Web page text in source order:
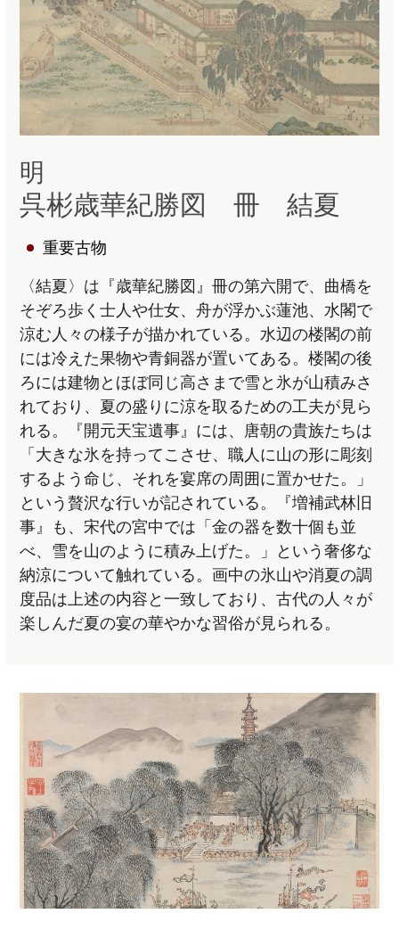
明
呉彬歳華紀勝図 冊 結夏
重要古物
〈結夏〉は『歳華紀勝図』冊の第六開で、曲橋を
そぞろ歩く士人や仕女、舟が浮かぶ蓮池、水閣で
涼む人々の様子が描かれている。水辺の楼閣の前
には冷えた果物や青銅器が置いてある。楼閣の後
ろには建物とほぼ同じ高さまで雪と氷が山積みさ
れており、夏の盛りに涼を取るための工夫が見ら
れる。『開元天宝遺事』には、唐朝の貴族たちは
「大きな氷を持ってこさせ、職人に山の形に彫刻
するよう命じ、それを宴席の周囲に置かせた。」
という贅沢な行いが記されている。『増補武林旧
事』も、宋代の宮中では「金の器を数十個も並
べ、雪を山のように積み上げた。」という奢侈な
納涼について触れている。画中の氷山や消夏の調
度品は上述の内容と一致しており、古代の人々が
楽しんだ夏の宴の華やかな習俗が見られる。